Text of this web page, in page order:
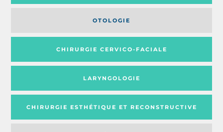
OTOLOGIE
CHIRURGIE CERVICO-FACIALE
LARYNGOLOGIE
CHIRURGIE ESTHÉTIQUE ET RECONSTRUCTIVE